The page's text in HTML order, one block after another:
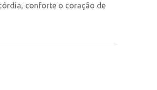
conforte o coração de